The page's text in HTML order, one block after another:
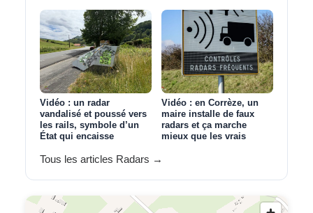
Vidéo : un radar
vandalisé et poussé vers
les rails, symbole d’un
État qui encaisse
Vidéo : en Corrèze, un
maire installe de faux
radars et ça marche
mieux que les vrais
Tous les articles Radars →